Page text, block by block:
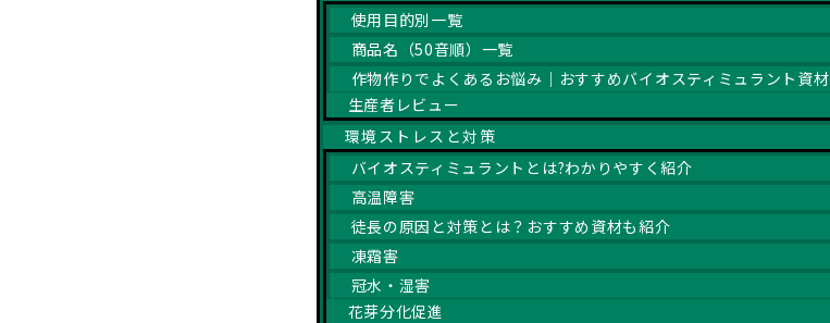
使用目的別一覧
商品名（50音順）一覧
作物作りでよくあるお悩み｜おすすめバイオスティミュラント資材
生産者レビュー
環境ストレスと対策
バイオスティミュラントとは?わかりやすく紹介
高温障害
徒長の原因と対策とは？おすすめ資材も紹介
凍霜害
冠水・湿害
花芽分化促進